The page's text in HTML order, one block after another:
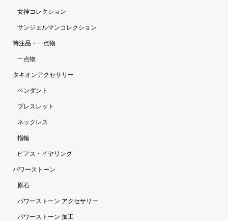
女神コレクション
サンジェルマンコレクション
特注品・一点物
一点物
タキオンアクセサリー
ペンダント
ブレスレット
ネックレス
指輪
ピアス・イヤリング
パワーストーン
原石
パワーストーン アクセサリー
パワーストーン 加工